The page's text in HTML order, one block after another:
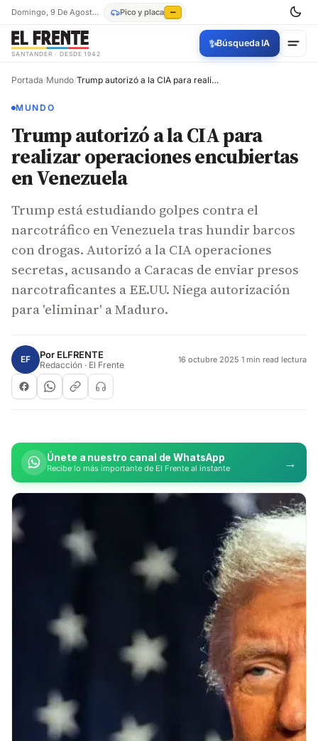
Domingo, 9 De Agosto De 2026 Pico y placa —
SANTANDER · DESDE 1942
✨Búsqueda IA
Portada/Mundo/ Trump autorizó a la CIA para realizar operaciones encubiertas en Venezuela
MUNDO
Trump autorizó a la CIA para
realizar operaciones encubiertas
en Venezuela
Trump está estudiando golpes contra el
narcotráfico en Venezuela tras hundir barcos
con drogas. Autorizó a la CIA operaciones
secretas, acusando a Caracas de enviar presos
narcotraficantes a EE.UU. Niega autorización
para 'eliminar' a Maduro.
EF Por ELFRENTE
Redacción · El Frente 16 octubre 2025·1 min read lectura
Únete a nuestro canal de WhatsApp
Recibe lo más importante de El Frente al instante →